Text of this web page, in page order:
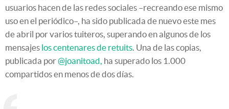
usuarios hacen de las redes sociales –recreando ese mismo
uso en el periódico–, ha sido publicada de nuevo este mes
de abril por varios tuiteros, superando en algunos de los
mensajes los centenares de retuits . Una de las copias,
publicada por@joanitoad, ha superado los 1.000
compartidos en menos de dos días.